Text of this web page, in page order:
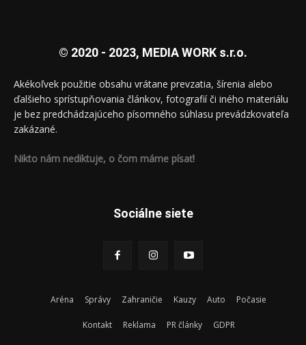
© 2020 - 2023, MEDIA WORK s.r.o.
Akékoľvek použitie obsahu vrátane prevzatia, šírenia alebo
ďalšieho sprístupňovania článkov, fotografií či iného materiálu
je bez predchádzajúceho písomného súhlasu prevádzkovateľa
zakázané.
Nikto nám nediktuje, o čom máme písať!
Sociálne siete
Aréna Správy Zahraničie Kauzy Auto Počasie
Kontakt Reklama PR články GDPR